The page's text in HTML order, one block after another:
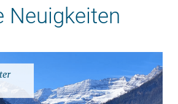
Neuigkeiten